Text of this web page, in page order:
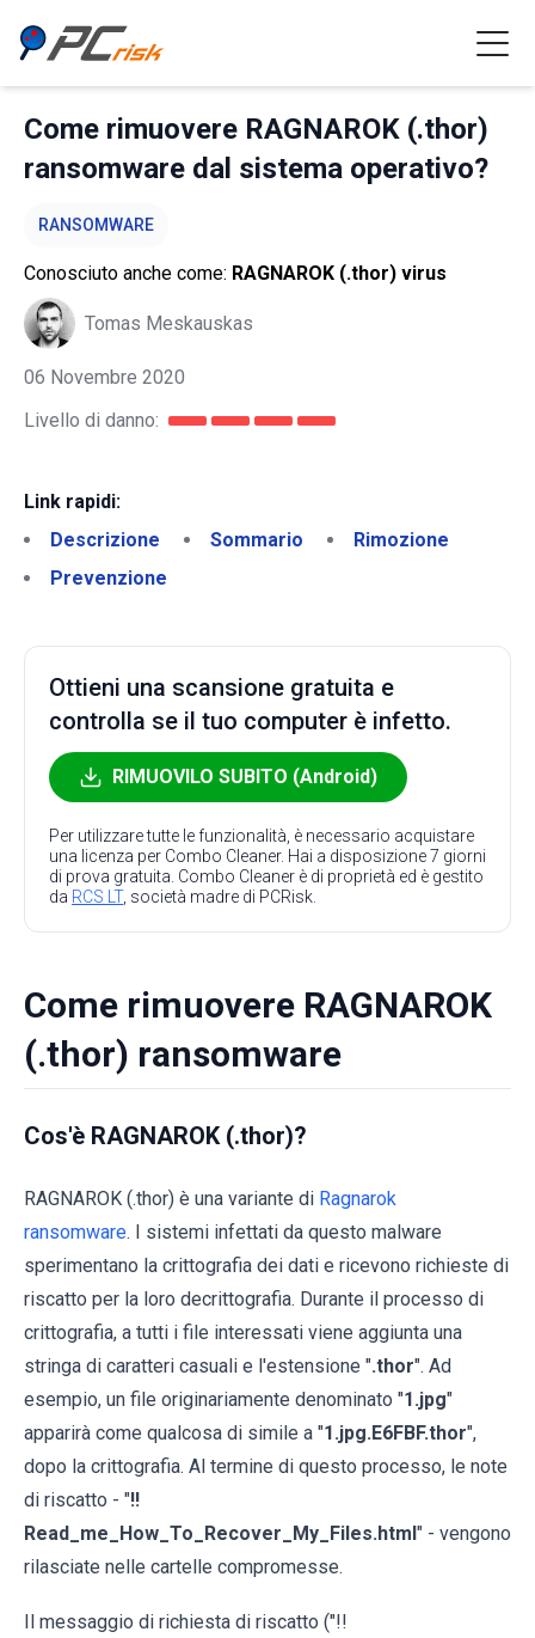
Come rimuovere RAGNAROK (.thor)
ransomware dal sistema operativo?
RANSOMWARE
Conosciuto anche come: RAGNAROK (.thor) virus
Tomas Meskauskas
06 Novembre 2020
Livello di danno:
Link rapidi:
Descrizione
Sommario
Rimozione
Prevenzione
Ottieni una scansione gratuita e
controlla se il tuo computer è infetto.
RIMUOVILO SUBITO (Android)
Per utilizzare tutte le funzionalità, è necessario acquistare
una licenza per Combo Cleaner. Hai a disposizione 7 giorni
di prova gratuita. Combo Cleaner è di proprietà ed è gestito
da RCS LT, società madre di PCRisk.
Come rimuovere RAGNAROK
(.thor) ransomware
Cos'è RAGNAROK (.thor)?
RAGNAROK (.thor) è una variante di Ragnarok
ransomware. I sistemi infettati da questo malware
sperimentano la crittografia dei dati e ricevono richieste di
riscatto per la loro decrittografia. Durante il processo di
crittografia, a tutti i file interessati viene aggiunta una
stringa di caratteri casuali e l'estensione ".thor". Ad
esempio, un file originariamente denominato "1.jpg"
apparirà come qualcosa di simile a "1.jpg.E6FBF.thor",
dopo la crittografia. Al termine di questo processo, le note
di riscatto - "!!
Read_me_How_To_Recover_My_Files.html" - vengono
rilasciate nelle cartelle compromesse.
Il messaggio di richiesta di riscatto ("!!